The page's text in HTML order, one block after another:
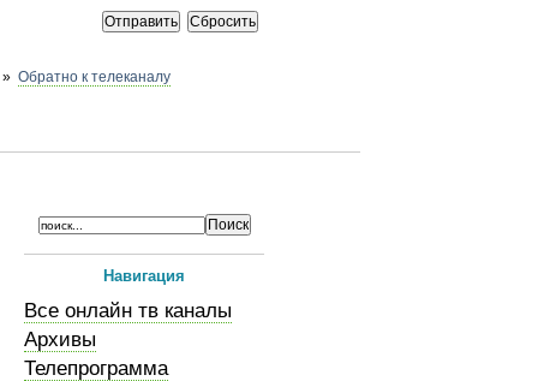
» Обратно к телеканалу
Навигация
Все онлайн тв каналы
Архивы
Телепрограмма